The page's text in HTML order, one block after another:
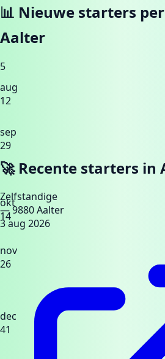
📊 Nieuwe starters
Aalter
5
aug
12
sep
29
okt
14
nov
26
dec
41
🚀 Recente starters in
Zelfstandige
— 9880 Aalter
3 aug 2026